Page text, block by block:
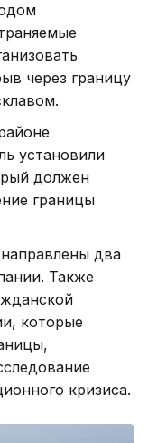
через границу
установили
должен
границы
два
Также
которые
кризиса.